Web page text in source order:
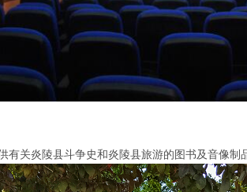
有关炎陵县斗争史和炎陵县旅游的图书及音像制